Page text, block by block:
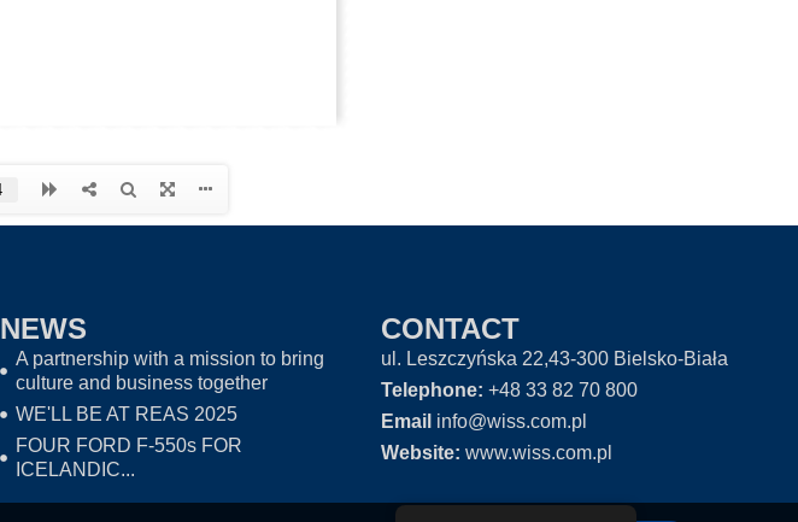
NEWS
A partnership with a mission to bring
culture and business together
WE'LL BE AT REAS 2025
FOUR FORD F-550s FOR
ICELANDIC...
CONTACT
ul. Leszczyńska 22,43-300 Bielsko-Biała
Telephone: +48 33 82 70 800
Email info@wiss.com.pl
Website: www.wiss.com.pl